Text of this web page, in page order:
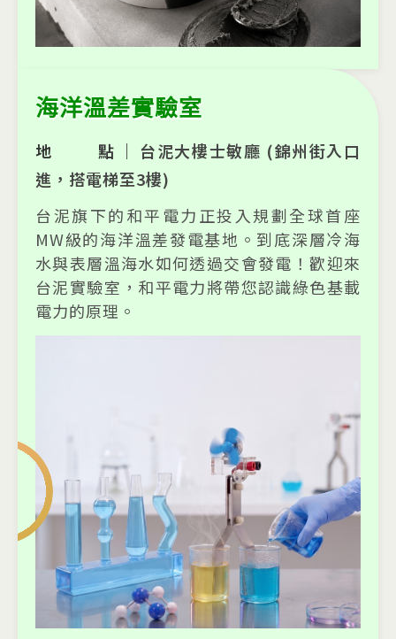
海洋溫差實驗室
地 點｜ 台泥大樓士敏廳 (錦州街入口
進，搭電梯至3樓)
台泥旗下的和平電力正投入規劃全球首座
MW級的海洋溫差發電基地。到底深層冷海
水與表層溫海水如何透過交會發電！歡迎來
台泥實驗室，和平電力將帶您認識綠色基載
電力的原理。